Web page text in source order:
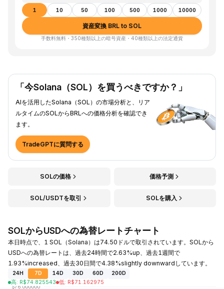
1 10 50 100 500 1000 10000
資産変換 BRL to SOL
手数料無料・350種類以上の暗号資産・40種類以上の法定通貨
「今Solana（SOL）を買うべきですか？」
AIを活用したSolana（SOL）の市場分析と、リア
ルタイムのSOLからBRLへの価格分析を確認でき
ます。
TradeGPTに質問する
SOLの価格 価格予測
SOL/USDTを取引 SOLを購入
SOLからUSDへの為替レートチャート
本日時点で、1 SOL（Solana）は74.50ドルで取引されています。SOLから
USDへの為替レートは、過去24時間で2.63%up、過去1週間で
1.93%increased、過去30日間で4.38%slightly downwardしています。
24H 7D 14D 30D 60D
200D
高: R$74.825543 低: R$71.162975